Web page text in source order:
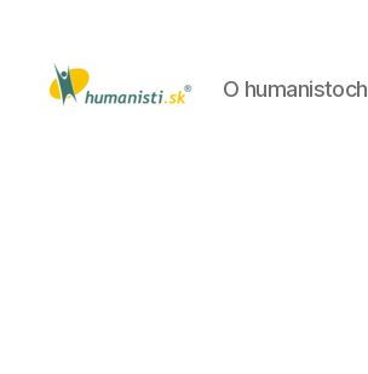
O humanistoch